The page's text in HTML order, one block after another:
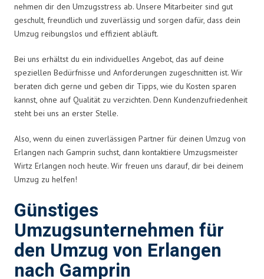
nehmen dir den Umzugsstress ab. Unsere Mitarbeiter sind gut
geschult, freundlich und zuverlässig und sorgen dafür, dass dein
Umzug reibungslos und effizient abläuft.
Bei uns erhältst du ein individuelles Angebot, das auf deine
speziellen Bedürfnisse und Anforderungen zugeschnitten ist. Wir
beraten dich gerne und geben dir Tipps, wie du Kosten sparen
kannst, ohne auf Qualität zu verzichten. Denn Kundenzufriedenheit
steht bei uns an erster Stelle.
Also, wenn du einen zuverlässigen Partner für deinen Umzug von
Erlangen nach Gamprin suchst, dann kontaktiere Umzugsmeister
Wirtz Erlangen noch heute. Wir freuen uns darauf, dir bei deinem
Umzug zu helfen!
Günstiges
Umzugsunternehmen für
den Umzug von Erlangen
nach Gamprin